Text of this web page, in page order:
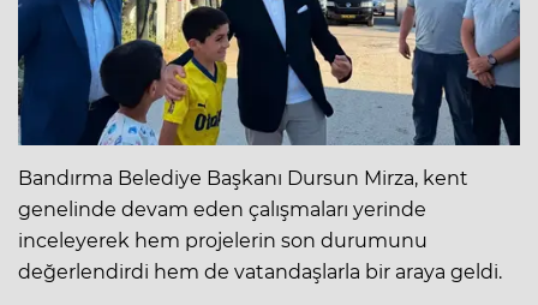
Bandırma Belediye Başkanı Dursun Mirza, kent
genelinde devam eden çalışmaları yerinde
inceleyerek hem projelerin son durumunu
değerlendirdi hem de vatandaşlarla bir araya geldi.